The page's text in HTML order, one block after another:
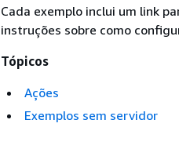
Cada exemplo inclui um link
instruções sobre como
Tópicos
Ações
Exemplos sem servidor